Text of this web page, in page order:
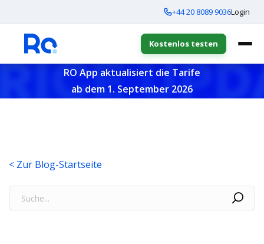
+44 20 8089 9036Login
Kostenlos testen
RO App aktualisiert die Tarife
ab dem 1. September 2026
< Zur Blog-Startseite